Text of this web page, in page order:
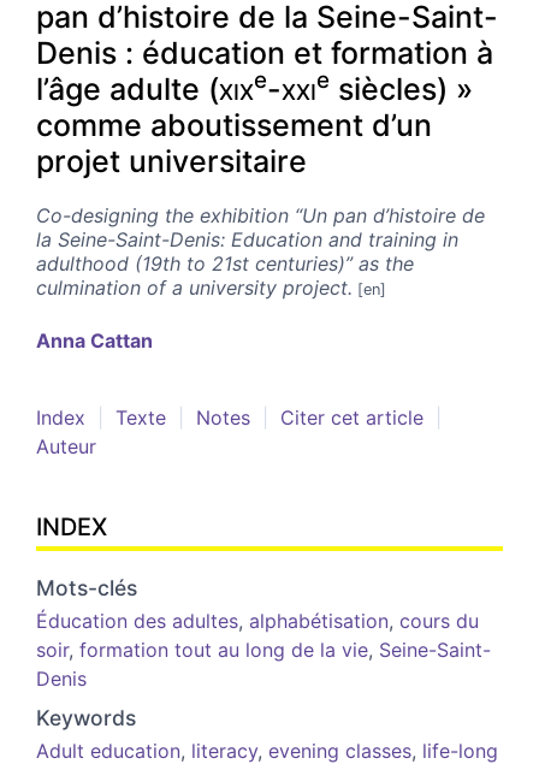
pan d’histoire de la Seine-Saint-
Denis : éducation et formation à
l’âge adulte (xixe-xxie siècles) »
comme aboutissement d’un
projet universitaire
Co-designing the exhibition “Un pan d’histoire de
la Seine-Saint-Denis: Education and training in
adulthood (19th to 21st centuries)” as the
culmination of a university project.
Anna Cattan
Index Texte Notes
Citer cet article
Auteur
INDEX
Mots-clés
Éducation des adultes, alphabétisation, cours du
soir, formation tout au long de la vie, Seine-Saint-
Denis
Keywords
Adult education, literacy, evening classes, life-long